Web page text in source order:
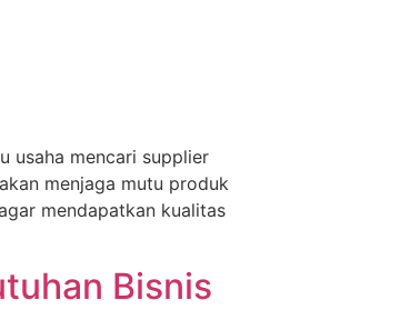
usaha mencari supplier
menjaga mutu produk
mendapatkan kualitas
Bisnis